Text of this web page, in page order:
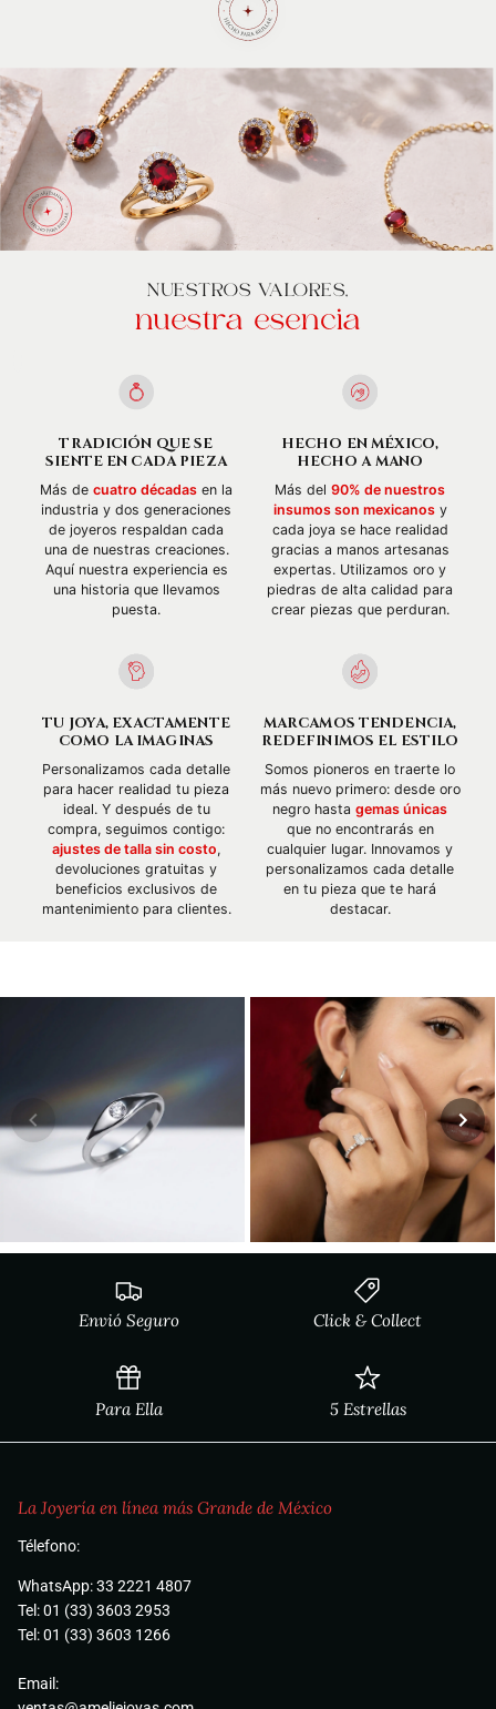
NUESTROS VALORES,
nuestra esencia
TRADICIÓN QUE SE
SIENTE EN CADA PIEZA
Más de cuatro décadas en la
industria y dos generaciones
de joyeros respaldan cada
una de nuestras creaciones.
Aquí nuestra experiencia es
una historia que llevamos
puesta.
HECHO EN MÉXICO,
HECHO A MANO
Más del 90% de nuestros
insumos son mexicanosy
cada joya se hace realidad
gracias a manos artesanas
expertas. Utilizamos oro y
piedras de alta calidad para
crear piezas que perduran.
TU JOYA, EXACTAMENTE
COMO LA IMAGINAS
Personalizamos cada detalle
para hacer realidad tu pieza
ideal. Y después de tu
compra, seguimos contigo:
ajustes de talla sin costo,
devoluciones gratuitas y
beneficios exclusivos de
mantenimiento para clientes.
MARCAMOS TENDENCIA,
REDEFINIMOS EL ESTILO
Somos pioneros en traerte lo
más nuevo primero: desde oro
negro hasta gemas únicas
que no encontrarás en
cualquier lugar. Innovamos y
personalizamos cada detalle
en tu pieza que te hará
destacar.
Envió Seguro Click & Collect
Para Ella 5 Estrellas
La Joyería en línea más Grande de México
Télefono:
WhatsApp: 33 2221 4807
Tel: 01 (33) 3603 2953
Tel: 01 (33) 3603 1266
Email: